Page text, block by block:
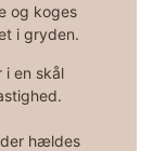
og koges
i gryden.
i en skål
hældes